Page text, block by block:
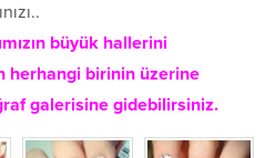
büyük hallerini
herhangi birinin üzerine
galerisine gidebilirsiniz.